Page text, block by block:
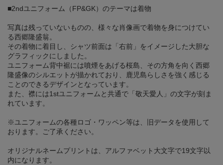
■2ndユニフォーム（FP&GK）のテーマは着物
写真は残っていないものの、様々な肖像画で着物を身につけてい
る西郷隆盛翁。
その着物に着目し、シャツ前面は「右前」をイメージした大胆な
グラフィックにしました。
ユニフォーム背中裾には噴煙をあげる桜島、その方角を向く西郷
隆盛像のシルエットが描かれており、鹿児島らしさを強く感じる
ことのできるデザインとなっています。
また、襟には1stユニフォームと共通で「敬天愛人」の文字が刻ま
れています。
※ユニフォームの各種ロゴ・ワッペン等は、旧データを使用して
おります。ご了承ください。
オリジナルネームプリントは、アルファベット大文字で19文字以
内になります。